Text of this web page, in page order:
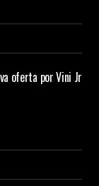
oferta por Vini Jr